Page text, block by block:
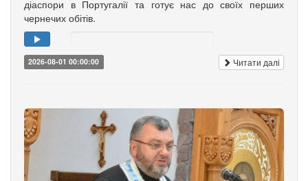
діаспори в Португалії та готує нас до своїх перших
чернечих обітів.
2026-08-01 00:00:00 Читати далі